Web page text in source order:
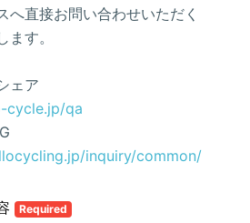
へ直接お問い合わせいただく
ます。
ェア
cycle.jp/qa
inquiry/common/
Required